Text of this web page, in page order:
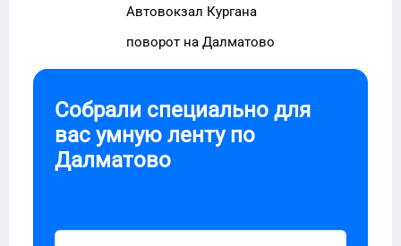
Автовокзал Кургана
поворот на Далматово
Собрали специально для
вас умную ленту по
Далматово